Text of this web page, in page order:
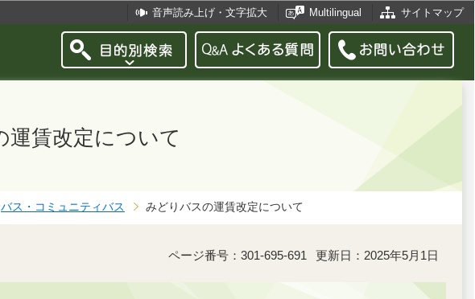
音声読み上げ・文字拡大 Multilingual サイトマップ
運賃改定について
バス・コミュニティバス みどりバスの運賃改定について
ページ番号：301-695-691 更新日：2025年5月1日